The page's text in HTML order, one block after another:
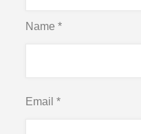
Name*
Email*